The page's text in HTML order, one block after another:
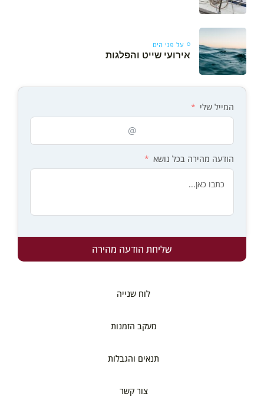
Your cart is empty
על פני הים
אירועי שייט והפלגות
המייל שלי
הודעה מהירה בכל נושא
שליחת הודעה מהירה
לוח שנייה
מעקב הזמנות
תנאים והגבלות
צור קשר